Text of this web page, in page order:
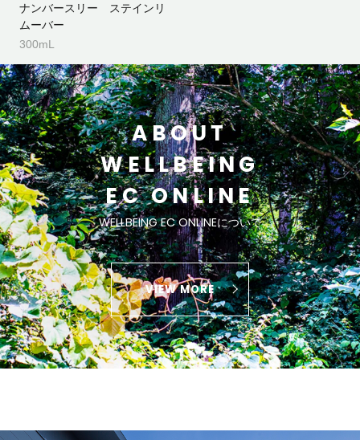
ナンバースリー ステインリ
ムーバー
300mL
ABOUT
WELLBEING
EC ONLINE
WELLBEING EC ONLINEについて
VIEW MORE